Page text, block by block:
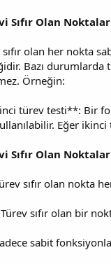
Sıfır Olan
sıfır olan her nokta
Bazı durumlarda
Örneğin:
türev testi**: Bir
Eğer
Sıfır Olan
sıfır olan nokta
Türev sıfır olan bir
sabit